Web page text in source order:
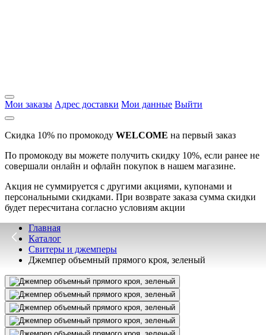
Мои заказы Адрес доставки Мои данные Выйти
Скидка 10% по промокоду WELCOME на первый заказ
По промокоду вы можете получить скидку 10%, если ранее не
совершали онлайн и офлайн покупок в нашем магазине.
Акция не суммируется с другими акциями, купонами и
персональными скидками. При возврате заказа сумма скидки
будет пересчитана согласно условиям акции
Главная
Каталог
Свитеры и джемперы
Джемпер объемный прямого кроя, зеленый